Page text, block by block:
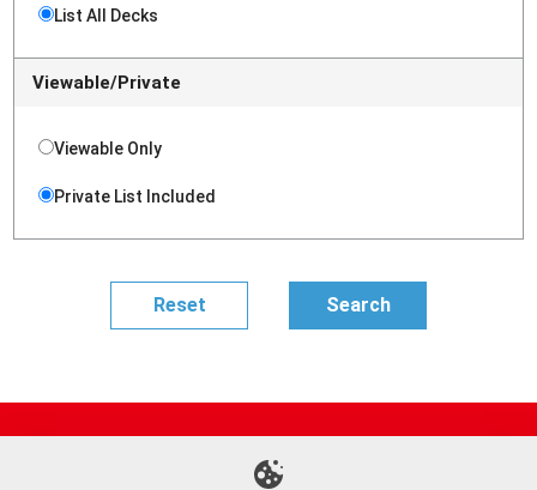
List All Decks
Viewable/Private
Viewable Only
Private List Included